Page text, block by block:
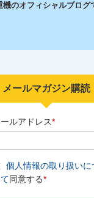
機のオフィシャルブログ
メールマガジン購読
ールアドレス*
個人情報の取り扱いに
同意する*